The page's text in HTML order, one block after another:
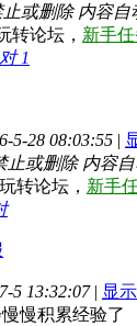
或删除 内容自
转论坛， 新手
1
5-28 08:03:55 |
止或删除 内容
玩转论坛， 新手
5 13:32:07 | 显
慢积累经验了